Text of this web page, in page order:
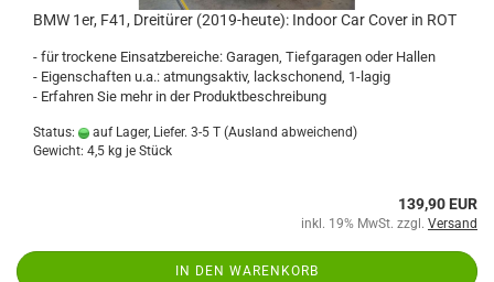
BMW 1er, F41, Dreitürer (2019-heute): Indoor Car Cover in ROT
- für trockene Einsatzbereiche: Garagen, Tiefgaragen oder Hallen
- Eigenschaften u.a.: atmungsaktiv, lackschonend, 1-lagig
- Erfahren Sie mehr in der Produktbeschreibung
Status: auf Lager, Liefer. 3-5 T (Ausland abweichend)
Gewicht: 4,5 kg je Stück
139,90 EUR
inkl. 19% MwSt. zzgl. Versand
IN DEN WARENKORB